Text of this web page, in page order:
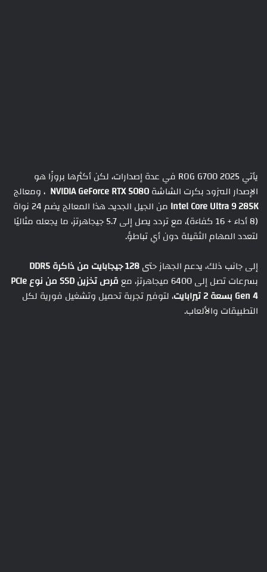
يأتي ROG G700 2025 في عدة إصدارات، لكن أكثرها بروزًا هو
الإصدار المزود بكرت الشاشةNVIDIA GeForce RTX 5080 ، ومعالج
Intel Core Ultra 9 285K
من الجيل الجديد. هذا المعالج يضم 24 نواة
(8 أداء + 16 كفاءة)، مع تردد يصل إلى 5.7 جيجاهرتز، ما يجعله مثاليًا
لتعدد المهام الثقيلة دون أي تباطؤ.
إلى جانب ذلك، يدعم الجهاز حتى128جيجابايت من ذاكرة
بسرعات تصل إلى 6400 ميجاهرتز، مع
قرص تخزين من نوعPCIe
Gen 4 بسعة 2 تيرابايت
، لتوفير تجربة تحميل وتشغيل فورية لكل
التطبيقات والألعاب.